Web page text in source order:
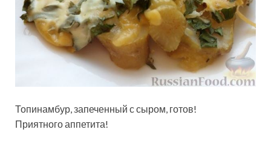
Топинамбур, запеченный с сыром, готов!
Приятного аппетита!